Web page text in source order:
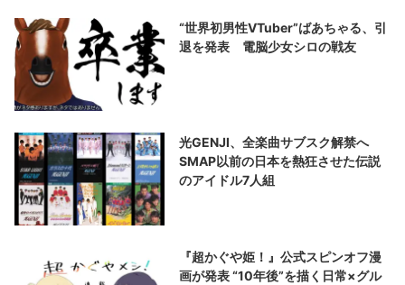
“世界初男性VTuber”ばあちゃる、引
退を発表 電脳少女シロの戦友
光GENJI、全楽曲サブスク解禁へ
SMAP以前の日本を熱狂させた伝説
のアイドル7人組
『超かぐや姫！』公式スピンオフ漫
画が発表 “10年後”を描く日常×グル